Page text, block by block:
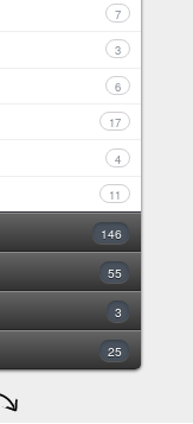
7
3
6
17
4
11
146
55
3
25